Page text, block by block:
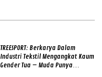
TREESPORT: Berkarya Dalam
Industri Tekstil Mengangkat Kaum
Gender Tua – Muda Punya